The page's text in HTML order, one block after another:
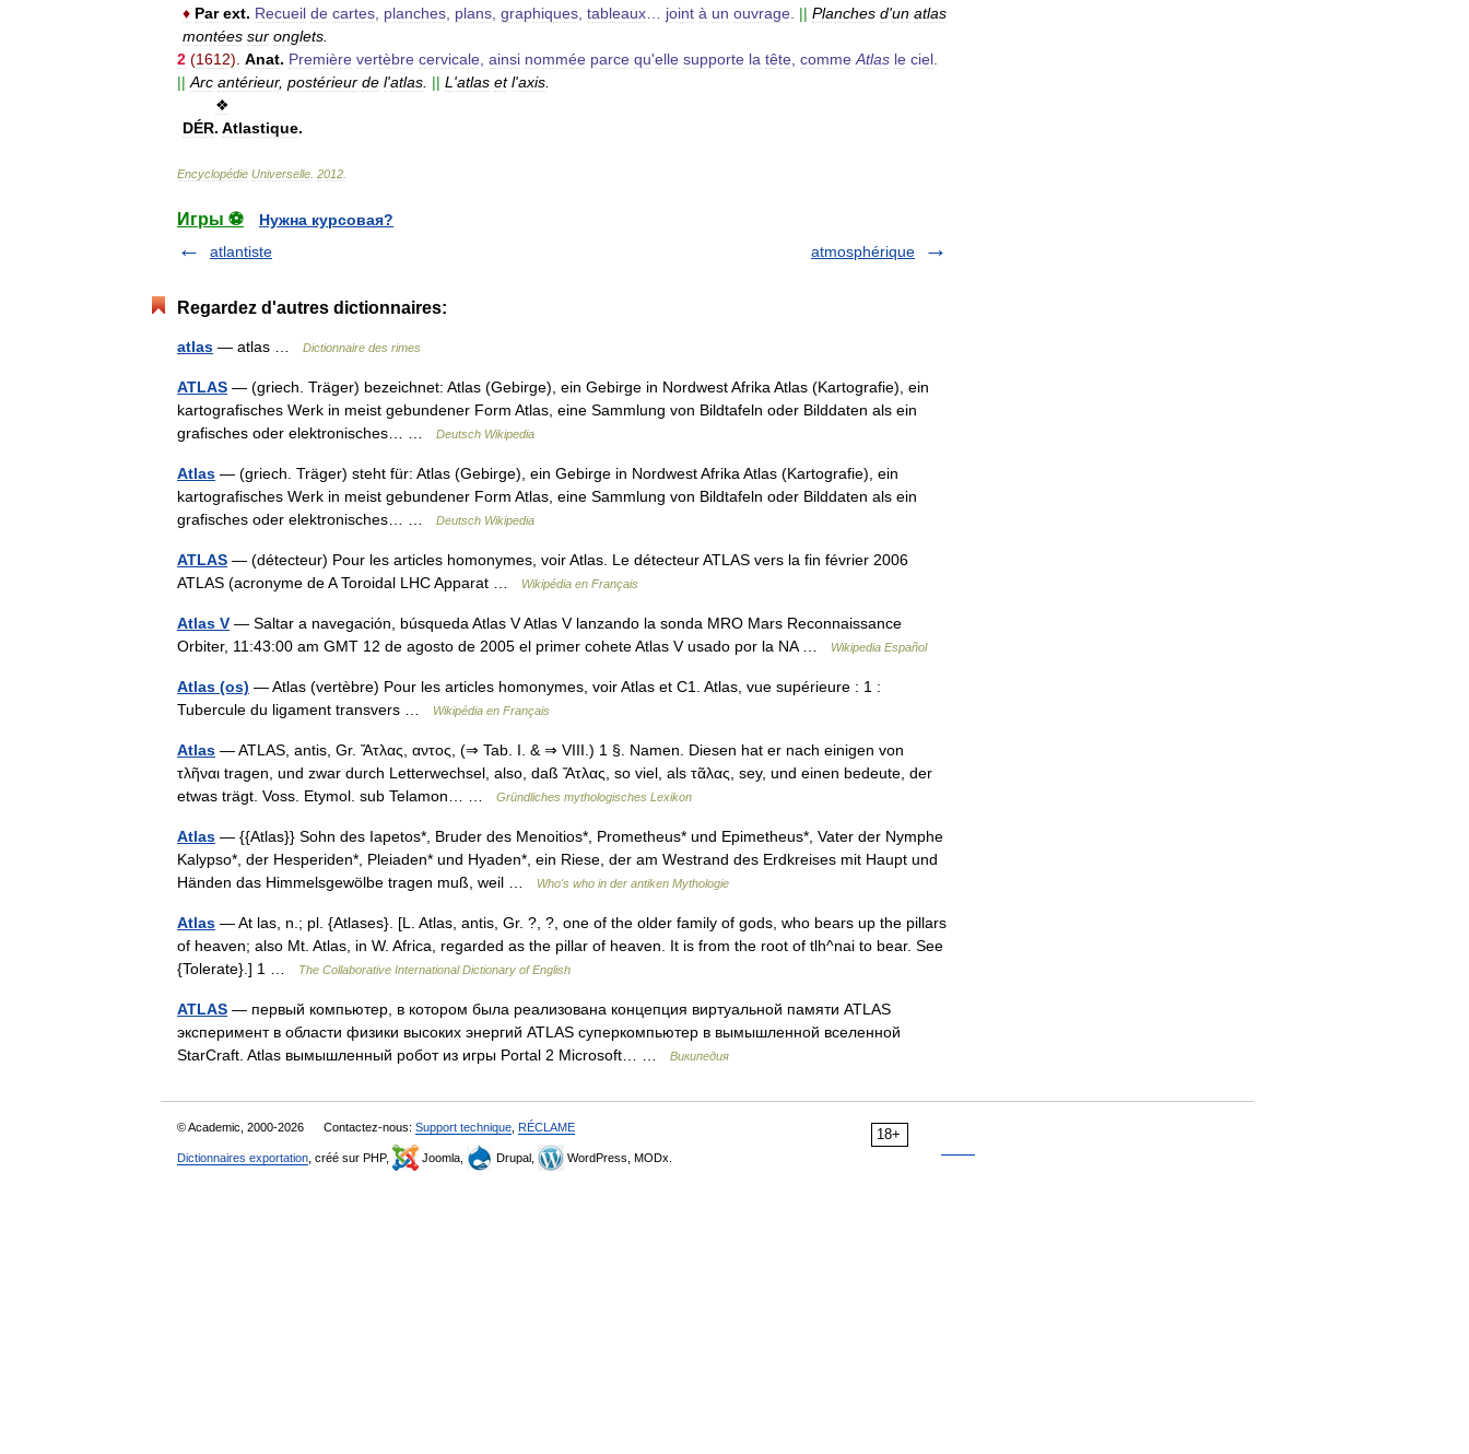
♦ Par ext. Recueil de cartes planches plans graphiques tableaux joint à un ouvrage || Planches d'un atlas
montées sur onglets
2 (1612). Anat. Première vertèbre cervicale ainsi nommée parce qu'elle supporte la tête comme Atlas le ciel
|| Arc antérieur, postérieur de l'atlas || L 'atlas et l'axis
❖
DÉR. Atlastique.
Encyclopédie Universelle 2012
Игры ⚽
Нужна курсовая?
atlantiste
atmosphérique
Regardez d'autres dictionnaires:
atlas — atlas … Dictionnaire des rimes
ATLAS — (griech. Träger) bezeichnet: Atlas (Gebirge), ein Gebirge in Nordwest Afrika Atlas (Kartografie), ein
kartografisches Werk in meist gebundener Form Atlas, eine Sammlung von Bildtafeln oder Bilddaten als ein
grafisches oder elektronisches… …
Deutsch Wikipedia
Atlas — (griech. Träger) steht für: Atlas (Gebirge), ein Gebirge in Nordwest Afrika Atlas (Kartografie), ein
kartografisches Werk in meist gebundener Form Atlas, eine Sammlung von Bildtafeln oder Bilddaten als ein
grafisches oder elektronisches… …
Deutsch Wikipedia
ATLAS — (détecteur) Pour les articles homonymes, voir Atlas. Le détecteur ATLAS vers la fin février 2006
ATLAS (acronyme de A Toroidal LHC Apparat …
Wikipédia en Français
Atlas V — Saltar a navegación, búsqueda Atlas V Atlas V lanzando la sonda MRO Mars Reconnaissance
Orbiter, 11:43:00 am GMT 12 de agosto de 2005 el primer cohete Atlas V usado por la NA …
Wikipedia Español
Atlas (os) — Atlas (vertèbre) Pour les articles homonymes, voir Atlas et C1. Atlas, vue supérieure : 1 :
Tubercule du ligament transvers …
Wikipédia en Français
Atlas — ATLAS, antis, Gr. Ἄτλας, αντος, (⇒ Tab. I. & ⇒ VIII.) 1 §. Namen. Diesen hat er nach einigen von
τλῆναι tragen, und zwar durch Letterwechsel, also, daß Ἄτλας, so viel, als τᾶλας, sey, und einen bedeute, der
etwas trägt. Voss. Etymol. sub Telamon… …
Gründliches mythologisches Lexikon
Atlas — {{Atlas}} Sohn des Iapetos*, Bruder des Menoitios*, Prometheus* und Epimetheus*, Vater der Nymphe
Kalypso*, der Hesperiden*, Pleiaden* und Hyaden*, ein Riese, der am Westrand des Erdkreises mit Haupt und
Händen das Himmelsgewölbe tragen muß, weil …
Who's who in der antiken Mythologie
Atlas — At las, n.; pl. {Atlases}. [L. Atlas, antis, Gr. ?, ?, one of the older family of gods, who bears up the pillars
of heaven; also Mt. Atlas, in W. Africa, regarded as the pillar of heaven. It is from the root of tlh^nai to bear. See
{Tolerate}.] 1 …
The Collaborative International Dictionary of English
ATLAS — первый компьютер, в котором была реализована концепция виртуальной памяти ATLAS
эксперимент в области физики высоких энергий ATLAS суперкомпьютер в вымышленной вселенной
StarCraft. Atlas вымышленный робот из игры Portal 2 Microsoft… …
Википедия
18+
© Academic, 2000-2026 Contactez-nous: Support technique RÉCLAME
Dictionnaires exportation , créé sur PHP, Joomla, Drupal, WordPress, MODx.